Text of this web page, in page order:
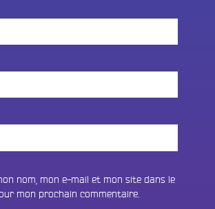
nom, mon e-mail et mon site dans le
mon prochain commentaire.